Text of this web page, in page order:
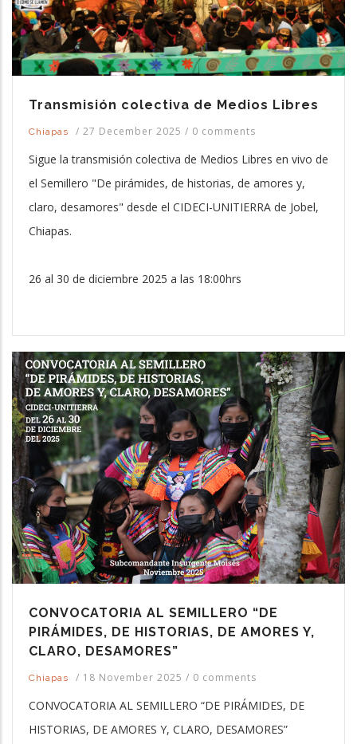
Transmisión colectiva de Medios Libres
Chiapas / 27 December 2025 / 0 comments
Sigue la transmisión colectiva de Medios Libres en vivo de
el Semillero "De pirámides, de historias, de amores y,
claro, desamores" desde el CIDECI-UNITIERRA de Jobel,
Chiapas.
26 al 30 de diciembre 2025 a las 18:00hrs
CONVOCATORIA AL SEMILLERO “DE
PIRÁMIDES, DE HISTORIAS, DE AMORES Y,
CLARO, DESAMORES”
Chiapas / 18 November 2025 / 0 comments
CONVOCATORIA AL SEMILLERO “DE PIRÁMIDES, DE
HISTORIAS, DE AMORES Y, CLARO, DESAMORES”